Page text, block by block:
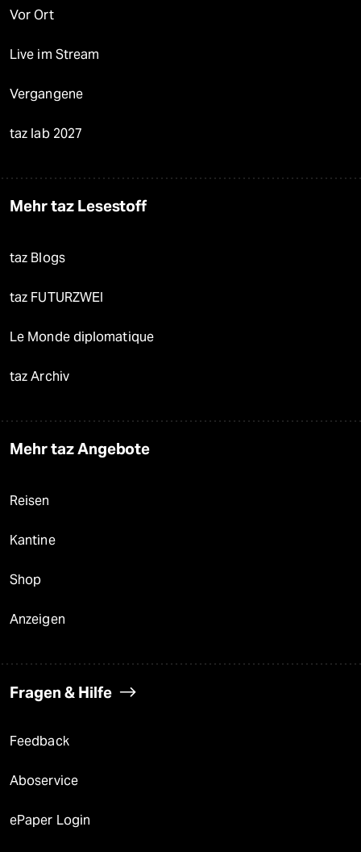
Vor Ort
Live im Stream
Vergangene
taz lab 2027
Mehr taz Lesestoff
taz Blogs
taz FUTURZWEI
Le Monde diplomatique
taz Archiv
Mehr taz Angebote
Reisen
Kantine
Shop
Anzeigen
Fragen & Hilfe
Feedback
Aboservice
ePaper Login